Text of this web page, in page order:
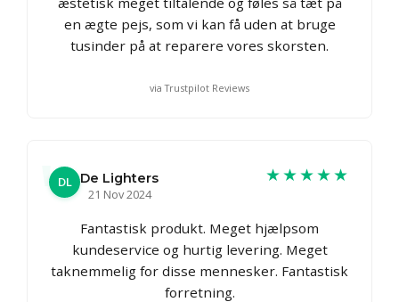
en ægte pejs, som vi kan få uden at bruge
tusinder på at reparere vores skorsten.
via Trustpilot Reviews
DL De Lighters
21 Nov 2024
★★★★★
Fantastisk produkt. Meget hjælpsom
kundeservice og hurtig levering. Meget
taknemmelig for disse mennesker. Fantastisk
forretning.